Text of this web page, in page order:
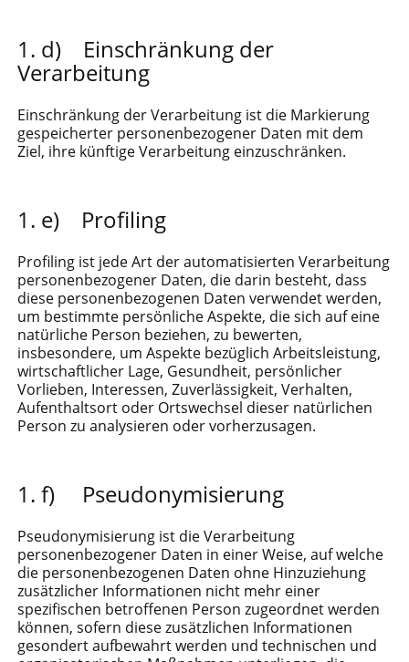
d) Einschränkung der
Verarbeitung
Einschränkung der Verarbeitung ist die Markierung
gespeicherter personenbezogener Daten mit dem
Ziel, ihre künftige Verarbeitung einzuschränken.
e) Profiling
Profiling ist jede Art der automatisierten Verarbeitung
personenbezogener Daten, die darin besteht, dass
diese personenbezogenen Daten verwendet werden,
um bestimmte persönliche Aspekte, die sich auf eine
natürliche Person beziehen, zu bewerten,
insbesondere, um Aspekte bezüglich Arbeitsleistung,
wirtschaftlicher Lage, Gesundheit, persönlicher
Vorlieben, Interessen, Zuverlässigkeit, Verhalten,
Aufenthaltsort oder Ortswechsel dieser natürlichen
Person zu analysieren oder vorherzusagen.
f) Pseudonymisierung
Pseudonymisierung ist die Verarbeitung
personenbezogener Daten in einer Weise, auf welche
die personenbezogenen Daten ohne Hinzuziehung
zusätzlicher Informationen nicht mehr einer
spezifischen betroffenen Person zugeordnet werden
können, sofern diese zusätzlichen Informationen
gesondert aufbewahrt werden und technischen und